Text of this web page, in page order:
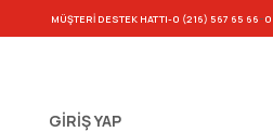
MÜŞTERİ DESTEK HATTI-0 (216) 567 65 66-
GİRİŞ YAP